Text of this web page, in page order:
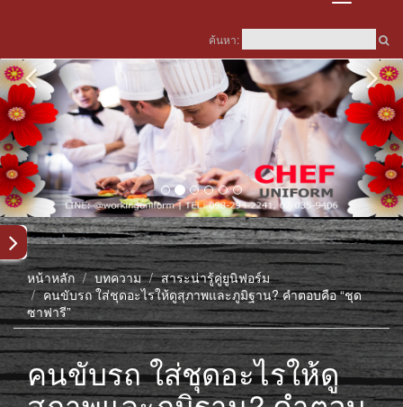
ค้นหา:
หน้าหลัก บทความ
สาระน่ารู้คู่ยูนิฟอร์ม
คนขับรถ ใส่ชุดอะไรให้ดูสุภาพและภูมิฐาน? คำตอบคือ “ชุด
ซาฟารี”
คนขับรถ ใส่ชุดอะไรให้ดู